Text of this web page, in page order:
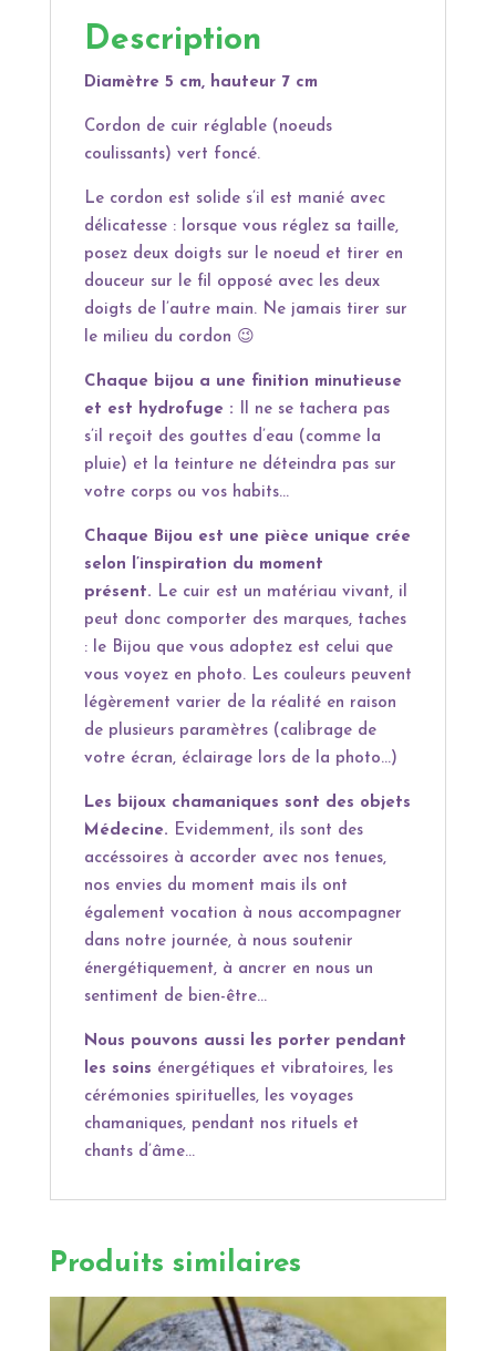
Description
Diamètre 5 cm, hauteur 7 cm
Cordon de cuir réglable (noeuds
coulissants) vert foncé.
Le cordon est solide s’il est manié avec
délicatesse : lorsque vous réglez sa taille,
posez deux doigts sur le noeud et tirer en
douceur sur le fil opposé avec les deux
doigts de l’autre main. Ne jamais tirer sur
le milieu du cordon 😉
Chaque bijou a une finition minutieuse
et est hydrofuge : Il ne se tachera pas
s’il reçoit des gouttes d’eau (comme la
pluie) et la teinture ne déteindra pas sur
votre corps ou vos habits…
Chaque Bijou est une pièce unique crée
selon l’inspiration du moment
présent. Le cuir est un matériau vivant, il
peut donc comporter des marques, taches
: le Bijou que vous adoptez est celui que
vous voyez en photo. Les couleurs peuvent
légèrement varier de la réalité en raison
de plusieurs paramètres (calibrage de
votre écran, éclairage lors de la photo…)
Les bijoux chamaniques sont des objets
Médecine. Evidemment, ils sont des
accéssoires à accorder avec nos tenues,
nos envies du moment mais ils ont
également vocation à nous accompagner
dans notre journée, à nous soutenir
énergétiquement, à ancrer en nous un
sentiment de bien-être…
Nous pouvons aussi les porter pendant
les soins énergétiques et vibratoires, les
cérémonies spirituelles, les voyages
chamaniques, pendant nos rituels et
chants d’âme…
Produits similaires